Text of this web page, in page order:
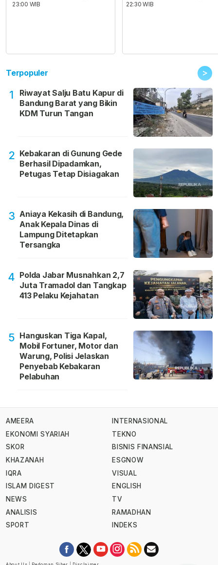
23:00 WIB
22:30 WIB
Terpopuler >
1
Riwayat Salju Batu Kapur di
Bandung Barat yang Bikin
KDM Turun Tangan
2 Kebakaran di Gunung Gede
Berhasil Dipadamkan,
Petugas Tetap Disiagakan
3 Aniaya Kekasih di Bandung,
Anak Kepala Dinas di
Lampung Ditetapkan
Tersangka
4 Polda Jabar Musnahkan 2,7
Juta Tramadol dan Tangkap
413 Pelaku Kejahatan
5 Hanguskan Tiga Kapal,
Mobil Fortuner, Motor dan
Warung, Polisi Jelaskan
Penyebab Kebakaran
Pelabuhan
AMEERA
EKONOMI SYARIAH
SKOR
KHAZANAH
IQRA
ISLAM DIGEST
NEWS
ANALISIS
SPORT
INTERNASIONAL
TEKNO
BISNIS FINANSIAL
ESGNOW
VISUAL
ENGLISH
TV
RAMADHAN
INDEKS